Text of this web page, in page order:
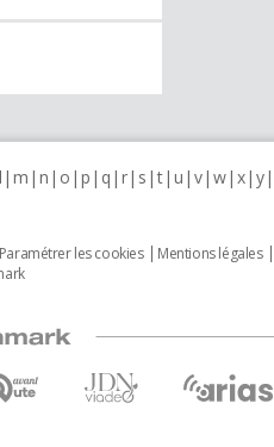
l m n o p q r s t u v w x y
Paramétrer les cookies Mentions légales